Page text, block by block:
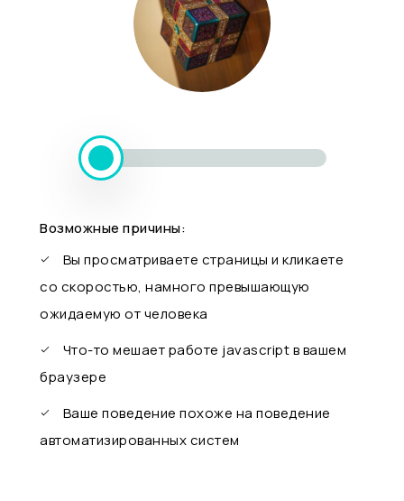
Возможные причины:
Вы просматриваете страницы и кликаете
со скоростью, намного превышающую
ожидаемую от человека
Что-то мешает работе javascript в вашем
браузере
Ваше поведение похоже на поведение
автоматизированных систем